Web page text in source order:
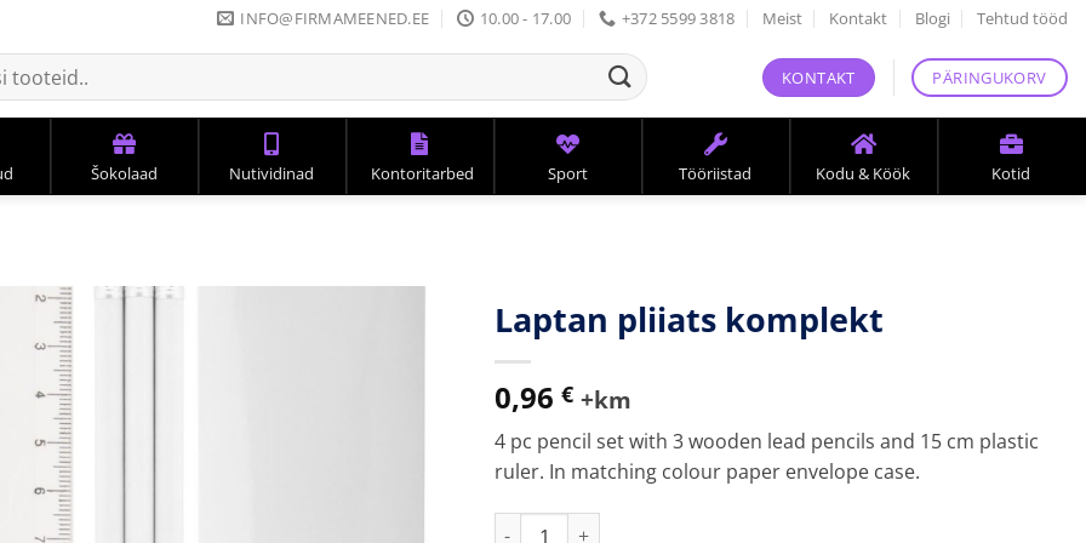
INFO@FIRMAMEENED.EE 10.00 - 17.00 +372 5599 3818 Meist Kontakt Blogi Tehtud tööd
KONTAKT PÄRINGUKORV
Šokolaad Nutividinad Kontoritarbed Sport Tööriistad Kodu & Köök Kotid
Laptan pliiats komplekt
0,96 € +km
4 pc pencil set with 3 wooden lead pencils and 15 cm plastic
ruler. In matching colour paper envelope case.
Laptan pliiats komplekt kogus